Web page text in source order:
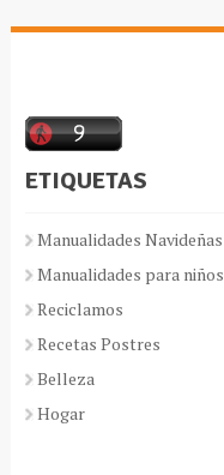
ETIQUETAS
Manualidades Navideñas
Manualidades para niños
Reciclamos
Recetas Postres
Belleza
Hogar